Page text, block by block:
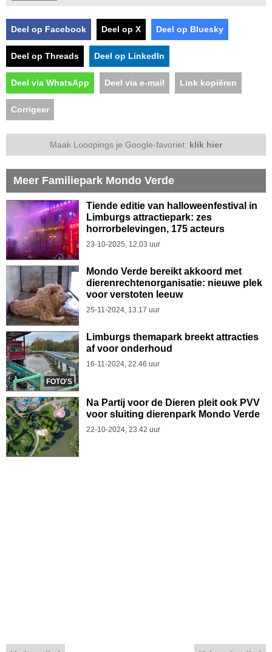
Deel op Facebook Deel op X Deel op Bluesky
Deel op Threads Deel op LinkedIn
Deel via WhatsApp Deel via e-mail Link kopiëren
Corrigeer
Maak Looopings je Google-favoriet: klik hier
Meer Familiepark Mondo Verde
Tiende editie van halloweenfestival in
Limburgs attractiepark: zes
horrorbelevingen, 175 acteurs
23-10-2025, 12.03 uur
Mondo Verde bereikt akkoord met
dierenrechtenorganisatie: nieuwe plek
voor verstoten leeuw
25-11-2024, 13.17 uur
FOTO'S
Limburgs themapark breekt attracties
af voor onderhoud
16-11-2024, 22.46 uur
Na Partij voor de Dieren pleit ook PVV
voor sluiting dierenpark Mondo Verde
22-10-2024, 23.42 uur